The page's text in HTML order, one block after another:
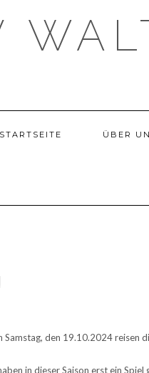
STARTSEITE ÜBER
Samstag, den 19.10.2024 reisen
in dieser Saison erst ein